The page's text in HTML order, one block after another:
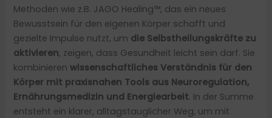
Methoden wie z.B. JAGO Healing™, das ein neues
Bewusstsein für den eigenen Körper schafft und
gezielte Impulse nutzt, um die Selbstheilungskräfte zu
aktivieren, zeigen, dass Gesundheit leicht sein darf. Sie
kombinierenwissenschaftliches Verständnis für den
Körper mit praxisnahen Tools aus Neuroregulation,
Ernährungsmedizin und Energiearbeit. In der Summe
entsteht ein klarer, alltagstauglicher Weg, um mit